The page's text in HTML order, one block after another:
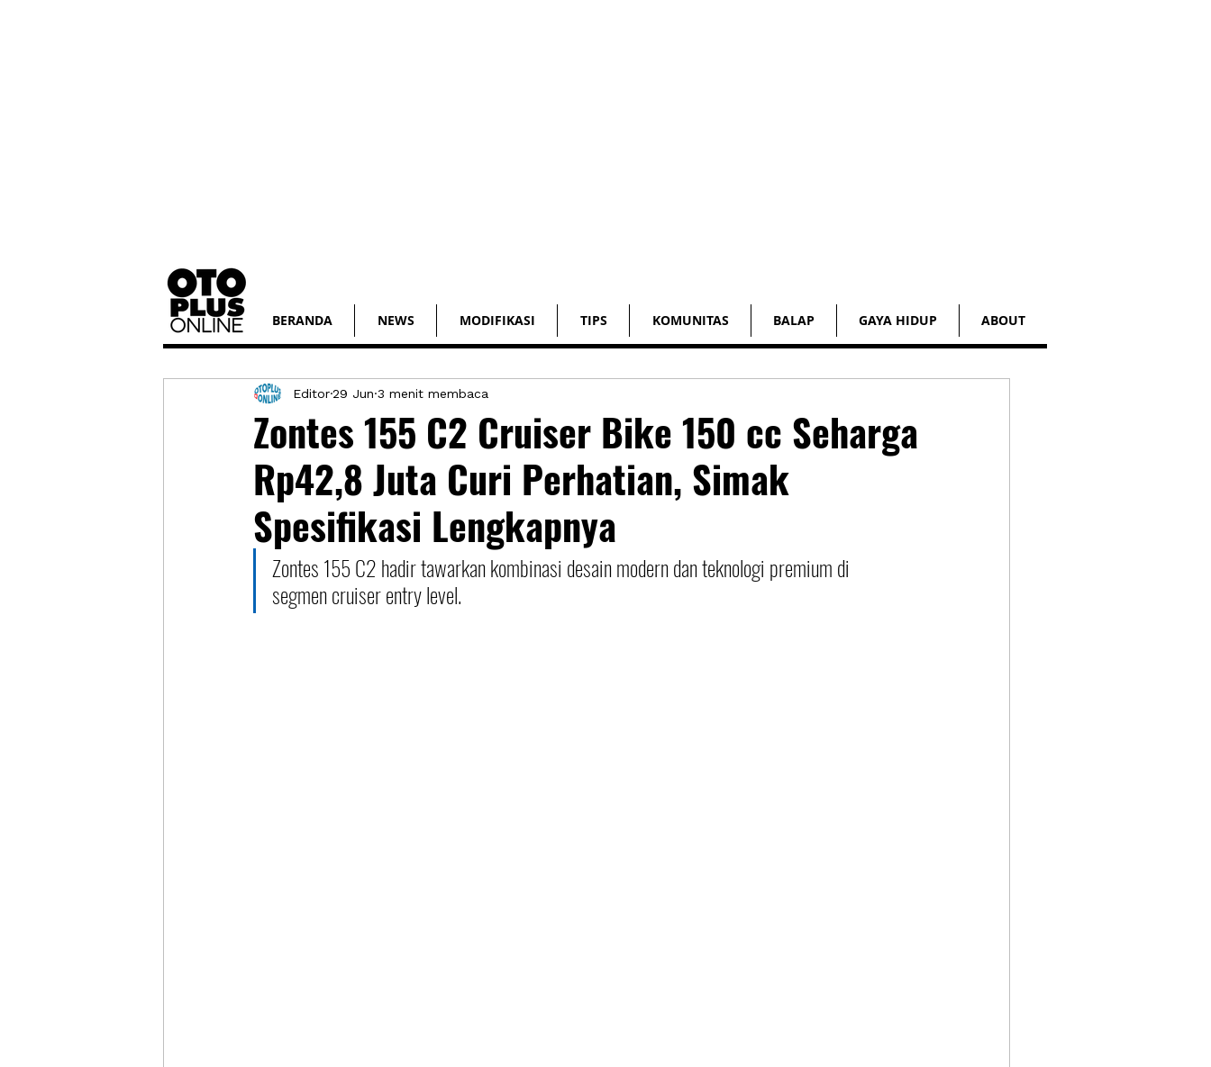
BERANDA NEWS MODIFIKASI TIPS KOMUNITAS BALAP GAYA HIDUP ABOUT
Zontes 155 C2 Cruiser Bike 150 cc Seharga
Rp42,8 Juta Curi Perhatian, Simak
Spesifikasi Lengkapnya
Editor29 Jun 3 menit membaca
Zontes 155 C2 hadir tawarkan kombinasi desain modern dan teknologi premium di
segmen cruiser entry level.